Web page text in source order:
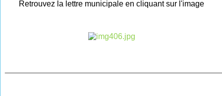
Retrouvez la lettre municipale en cliquant sur l'image